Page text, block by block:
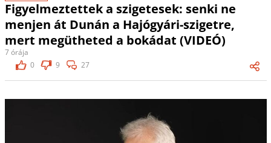
Figyelmeztettek a szigetesek: senki ne
menjen át Dunán a Hajógyári-szigetre,
mert megütheted a bokádat (VIDEÓ)
7 órája
0
9 27